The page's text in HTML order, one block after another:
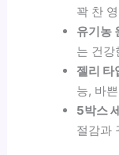
꽉 찬
유기농
는 건강
젤리 타
능, 바
5박스
절감과